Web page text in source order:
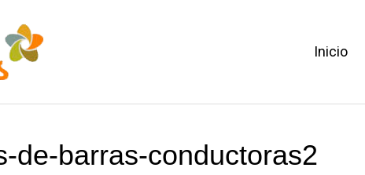
Inicio
de-barras-conductoras2